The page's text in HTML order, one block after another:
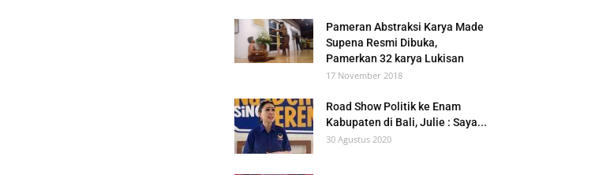
Pameran Abstraksi Karya Made
Supena Resmi Dibuka,
Pamerkan 32 karya Lukisan
17 November 2018
Road Show Politik ke Enam
Kabupaten di Bali, Julie : Saya...
30 Agustus 2020